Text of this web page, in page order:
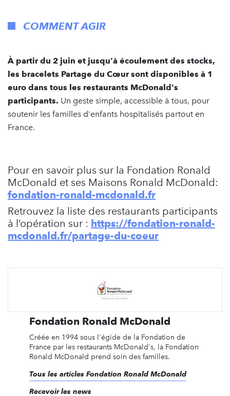
COMMENT AGIR
À partir du 2 juin et jusqu'à écoulement des stocks,
les bracelets Partage du Cœur sont disponibles à 1
euro dans tous les restaurants McDonald's
participants. Un geste simple, accessible à tous, pour
soutenir les familles d'enfants hospitalisés partout en
France.
Pour en savoir plus sur la Fondation Ronald
McDonald et ses Maisons Ronald McDonald:
fondation-ronald-mcdonald.fr
Retrouvez la liste des restaurants participants
à l’opération sur : https://fondation-ronald-
mcdonald.fr/partage-du-coeur
Fondation Ronald McDonald
Créée en 1994 sous l'égide de la Fondation de
France par les restaurants McDonald's, la Fondation
Ronald McDonald prend soin des familles.
Tous les articles Fondation Ronald McDonald
Recevoir les news